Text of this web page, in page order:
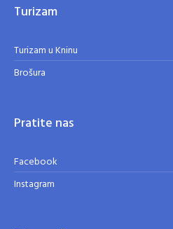
Turizam
Turizam u Kninu
Brošura
Pratite nas
Facebook
Instagram